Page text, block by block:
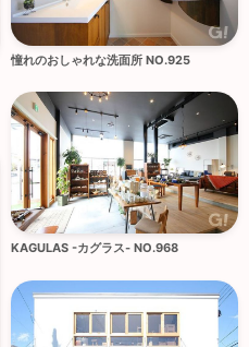
憧れのおしゃれな洗面所 NO.925
KAGULAS -カグラス- NO.968